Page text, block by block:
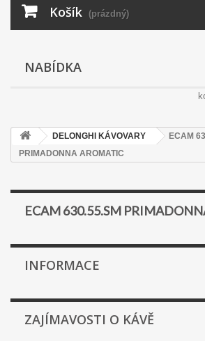
Košík (prázdný)
NABÍDKA
DELONGHI KÁVOVARY
ECAM
PRIMADONNA AROMATIC
ECAM 630.55.SM
INFORMACE
ZAJÍMAVOSTI O KÁVĚ